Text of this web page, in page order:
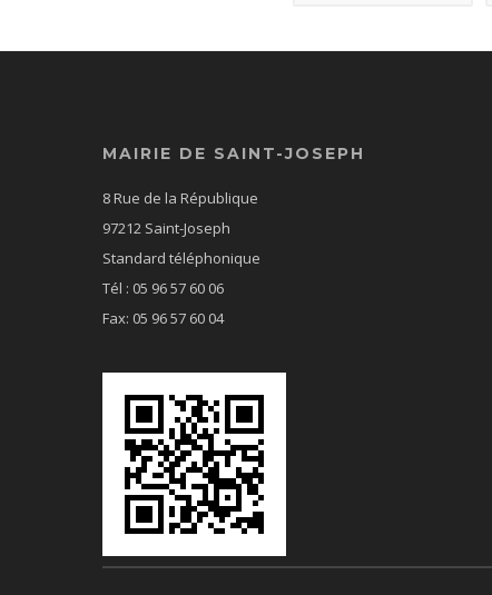
MAIRIE DE SAINT-JOSEPH
8 Rue de la République
97212 Saint-Joseph
Standard téléphonique
Tél : 05 96 57 60 06
Fax: 05 96 57 60 04